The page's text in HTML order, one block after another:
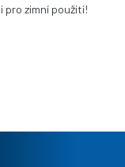
pro zimní použití!